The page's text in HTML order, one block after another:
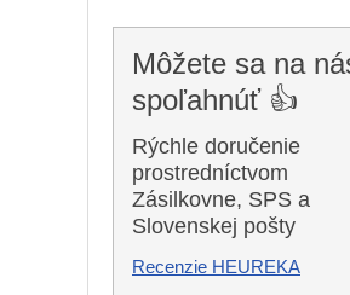
Môžete sa na
spoľahnúť 👍
Rýchle doručenie
prostredníctvom
Zásilkovne, SPS a
Slovenskej pošty
Recenzie HEUREKA